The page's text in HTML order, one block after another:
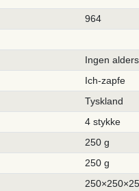
964
Ingen
Ich-zapfe
Tyskland
4 stykke
250 g
250 g